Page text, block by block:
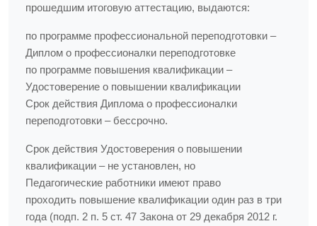
прошедшим итоговую аттестацию, выдаются:
по программе профессиональной переподготовки –
Диплом о профессионалки переподготовке
по программе повышения квалификации –
Удостоверение о повышении квалификации
Срок действия Диплома о профессионалки
переподготовки – бессрочно.
Срок действия Удостоверения о повышении
квалификации – не установлен, но
Педагогические работники имеют право
проходить повышение квалификации один раз в три
года (подп. 2 п. 5 ст. 47 Закона от 29 декабря 2012 г.